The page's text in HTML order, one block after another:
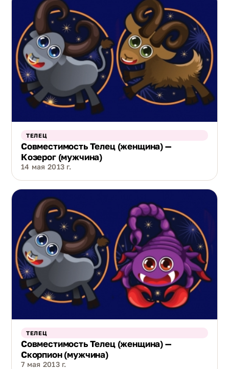
ТЕЛЕЦ
Совместимость Телец (женщина) —
Козерог (мужчина)
14 мая 2013 г.
ТЕЛЕЦ
Совместимость Телец (женщина) —
Скорпион (мужчина)
7 мая 2013 г.